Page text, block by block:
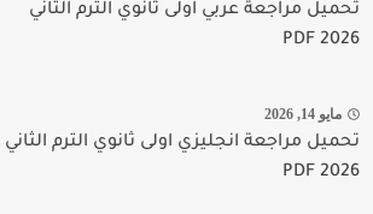
تحميل مراجعة عربي اولى ثانوي الترم الثاني
PDF 2026
مايو 14, 2026
تحميل مراجعة انجليزي اولى ثانوي الترم الثاني
PDF 2026